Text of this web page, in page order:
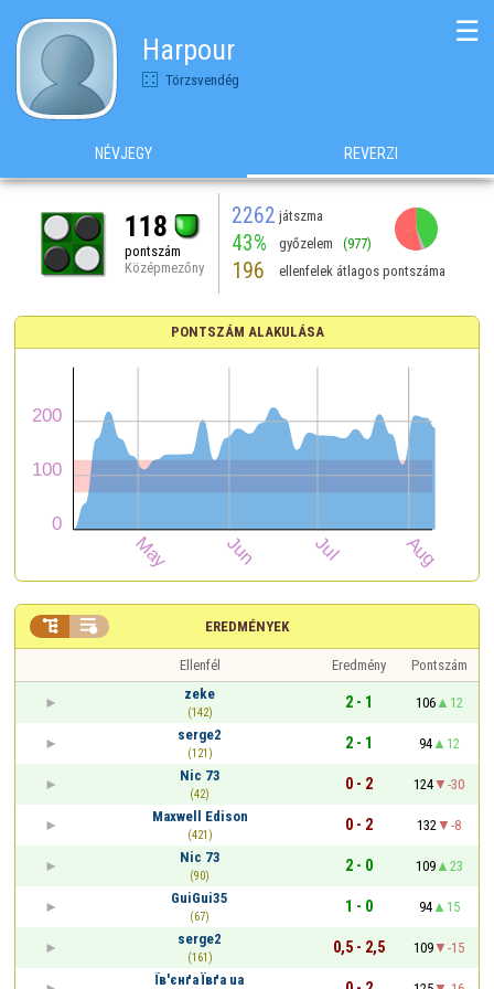
Harpour
Törzsvendég
☰
NÉVJEGY REVERZI
118
pontszám
Középmezőny
2262 játszma
43% győzelem (977)
196 ellenfelek átlagos pontszáma
PONTSZÁM ALAKULÁSA
EREDMÉNYEK
 
Ellenfél Eredmény
Pontszám
zeke
(142)
2 - 1 106
12
serge2
(121)
2 - 1 94
12
Nic 73
(42)
0 - 2 124
-30
Maxwell Edison
(421)
0 - 2 132
-8
Nic 73
(90)
2 - 0 109
23
GuiGui35
(67)
1 - 0 94
15
serge2
(161)
0,5 - 2,5 109
-15
Їв'єнґа Ївґа ua